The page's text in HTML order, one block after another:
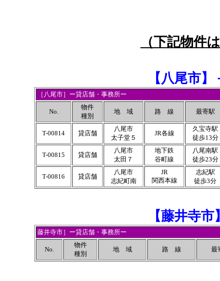
（下記物件
【八尾市】
［八尾市］ー貸店舗・事務所ー
No.
物件
種別
地 域 路 線 最寄駅
T-00814 貸店舗
八尾市
太子堂５
JR各線
久宝寺駅
徒歩13分
T-00815 貸店舗
八尾市
太田７
地下鉄
谷町線
八尾南駅
徒歩23分
T-00816 貸店舗
八尾市
志紀町南
JR
関西本線
志紀駅
徒歩3分
【藤井寺市
藤井寺市］ー貸店舗・事務所ー
No.
物件
種別
地 域 路 線 最